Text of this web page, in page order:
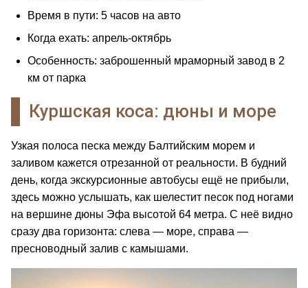
Время в пути: 5 часов на авто
Когда ехать: апрель-октябрь
Особенность: заброшенный мраморный завод в 2
км от парка
Куршская коса: дюны и море
Узкая полоса песка между Балтийским морем и
заливом кажется отрезанной от реальности. В будний
день, когда экскурсионные автобусы ещё не прибыли,
здесь можно услышать, как шелестит песок под ногами
на вершине дюны Эфа высотой 64 метра. С неё видно
сразу два горизонта: слева — море, справа —
пресноводный залив с камышами.